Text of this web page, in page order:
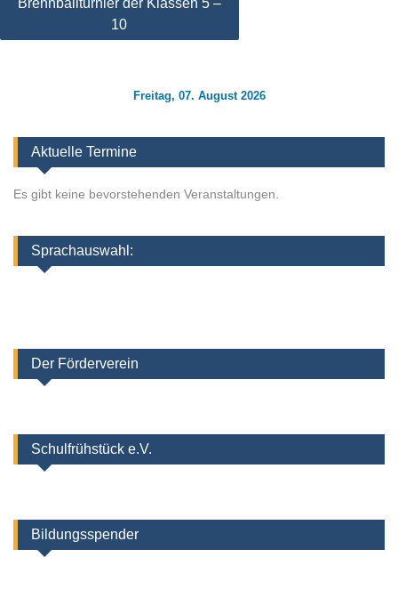
Brennballturnier der Klassen 5 –
10
Freitag, 07. August 2026
Aktuelle Termine
Es gibt keine bevorstehenden Veranstaltungen.
Sprachauswahl:
Der Förderverein
Schulfrühstück e.V.
Bildungsspender